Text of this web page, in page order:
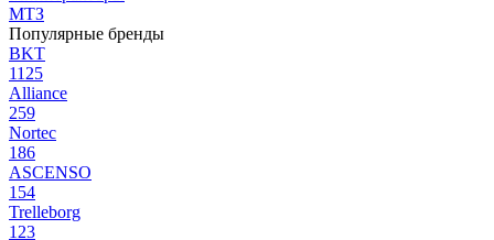
МТЗ
Популярные бренды
BKT
1125
Alliance
259
Nortec
186
ASCENSO
154
Trelleborg
123